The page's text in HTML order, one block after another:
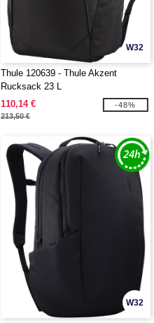
W32
Thule 120639 - Thule Akzent
Rucksack 23 L
110,14 €
213,50 €
-48%
W32